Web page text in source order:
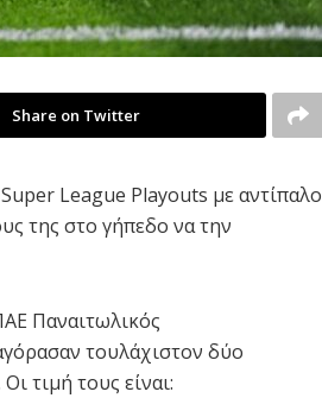
Share on Twitter
League Playouts με αντίπαλο
της στο γήπεδο να την
Παναιτωλικός
τουλάχιστον δύο
τιμή τους είναι: